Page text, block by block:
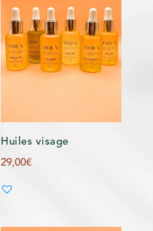
Huiles visage
29,00€